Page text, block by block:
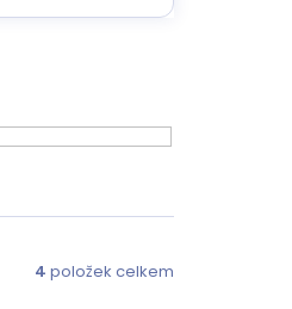
4 položek celkem